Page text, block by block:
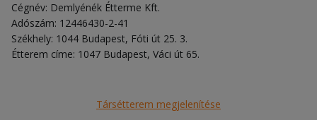
Cégnév: Demlyénék Étterme Kft.
Adószám: 12446430-2-41
Székhely: 1044 Budapest, Fóti út 25. 3.
Étterem címe: 1047 Budapest, Váci út 65.
Társétterem megjelenítése